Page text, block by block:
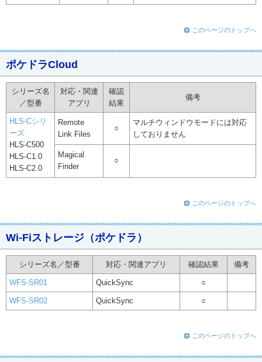
このページのトップへ
ポケドラCloud
シリーズ名
／型番
対応・関連
アプリ
確認
結果
備考
HLS-Cシリ
ーズ
HLS-C500
HLS-C1.0
HLS-C2.0
Remote
Link Files
○
マルチウィンドウモードには対応
しておりません
Magical
Finder
○
このページのトップへ
Wi-Fiストレージ（ポケドラ）
シリーズ名／型番 対応・関連アプリ 確認結果 備考
WFS-SR01 QuickSync ○
WFS-SR02 QuickSync ○
このページのトップへ